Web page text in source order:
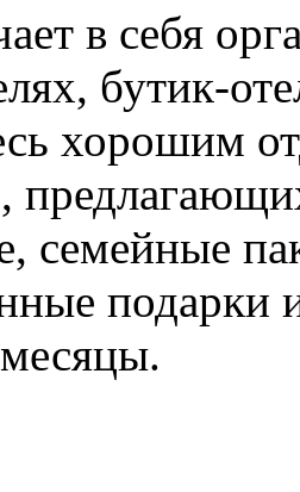
в себя
бутик-
хорошим
семейные
подарки